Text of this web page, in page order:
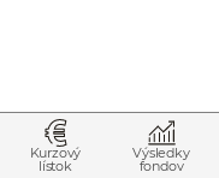
Kurzový
lístok
Výsledky
fondov